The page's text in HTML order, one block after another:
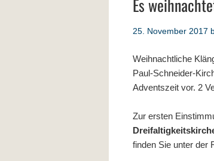
Es
25. November 2017
Weihnachtliche
Paul-Schneider-
Adventszeit vor. 2
Zur ersten
finden Sie unter der